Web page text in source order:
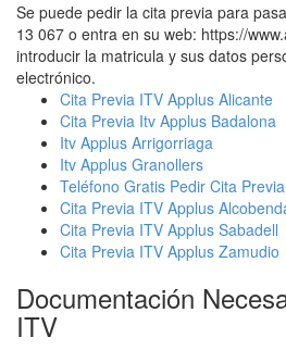
Se puede pedir la cita previa para
13 067 o entra en su web: https://
introducir la matricula y sus datos
electrónico.
Cita Previa ITV Applus Alicante
Cita Previa Itv Applus Badalona
Itv Applus Arrigorriaga
Itv Applus Granollers
Teléfono Gratis Pedir Cita
Cita Previa ITV Applus
Cita Previa ITV Applus Sabadell
Cita Previa ITV Applus Zamudio
Documentación
ITV